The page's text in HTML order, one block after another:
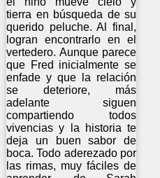
tierra en búsqueda de su
querido peluche. Al final,
logran encontrarlo en el
vertedero. Aunque parece
que Fred inicialmente se
enfade y que la relación
se deteriore, más
adelante siguen
compartiendo todos
vivencias y la historia te
deja un buen sabor de
boca. Todo aderezado por
las rimas, muy fáciles de